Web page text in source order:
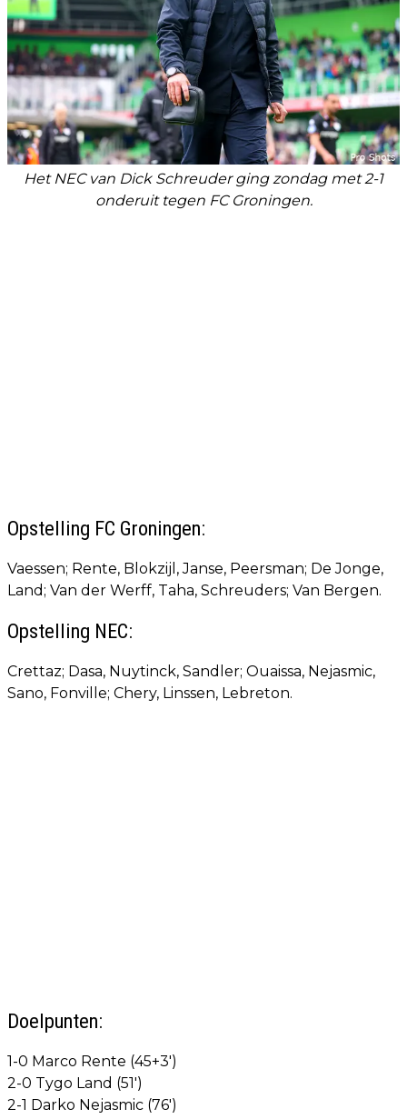
Het NEC van Dick Schreuder ging zondag met 2-1
onderuit tegen FC Groningen.
Opstelling FC Groningen:
Vaessen; Rente, Blokzijl, Janse, Peersman; De Jonge,
Land; Van der Werff, Taha, Schreuders; Van Bergen.
Opstelling NEC:
Crettaz; Dasa, Nuytinck, Sandler; Ouaissa, Nejasmic,
Sano, Fonville; Chery, Linssen, Lebreton.
Doelpunten:
1-0 Marco Rente (45+3')
2-0 Tygo Land (51')
2-1 Darko Nejasmic (76')